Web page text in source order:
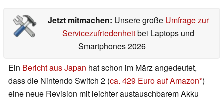
Jetzt mitmachen: Unsere große Umfrage zur
Servicezufriedenheitbei Laptops und
Smartphones 2026
Ein Bericht aus Japan hat schon im März angedeutet,
dass die Nintendo Switch 2 (ca. 429 Euro auf Amazon )
eine neue Revision mit leichter austauschbarem Akku